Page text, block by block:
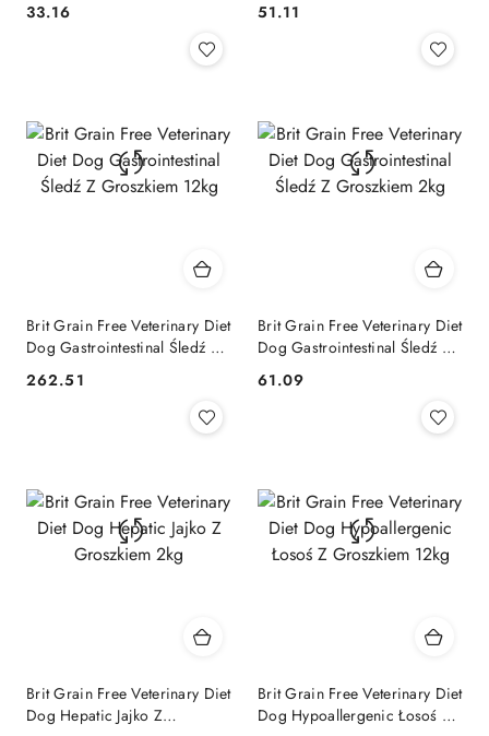
Cena:
33.16 Cena:
51.11
Brit Grain Free Veterinary Diet
Dog Gastrointestinal Śledź Z
Cena:
262.51
Brit Grain Free Veterinary Diet
Dog Gastrointestinal Śledź Z
Cena:
61.09
Brit Grain Free Veterinary Diet
Dog Hepatic Jajko Z
Brit Grain Free Veterinary Diet
Dog Hypoallergenic Łosoś Z